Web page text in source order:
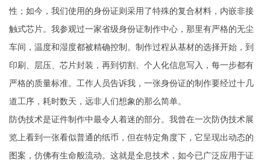
性；如今，我们使用的身份证则采用了特殊的复合材料，内嵌非接
触式芯片。我参观过一家省级身份证制作中心，那里有严格的无尘
车间，温度和湿度都被精确控制。制作过程从基材的选择开始，到
印刷、层压、芯片封装，再到切割、个人化信息写入，每一步都有
严格的质量标准。工作人员告诉我，一张身份证的制作要经过十几
道工序，耗时数天，远非人们想象的那么简单。
防伪技术是证件制作中最令人着迷的部分。我曾在一次防伪技术展
览上看到一张看似普通的纸币，但在特定角度下，它呈现出动态的
图案，仿佛有生命般流动。这就是全息技术，如今已广泛应用于证